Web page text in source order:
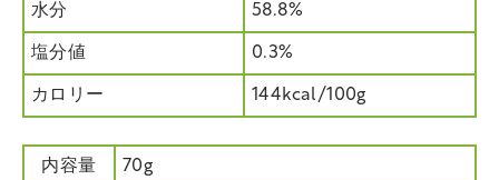
水分 58.8%
塩分値 0.3%
カロリー 144kcal/100g
内容量 70g